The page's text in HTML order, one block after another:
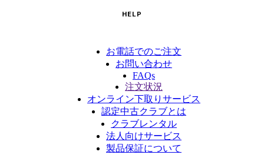
HELP
お電話でのご注文
お問い合わせ
FAQs
注文状況
オンライン下取りサービス
認定中古クラブとは
クラブレンタル
法人向けサービス
製品保証について